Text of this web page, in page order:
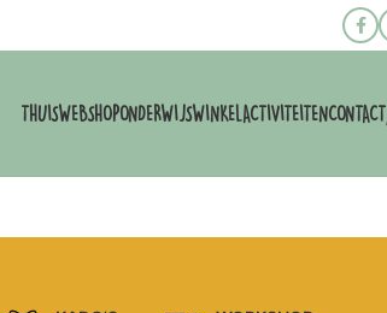
THUISWEBSHOPONDERWIJSWINKELACTIVITEITENCONTACT